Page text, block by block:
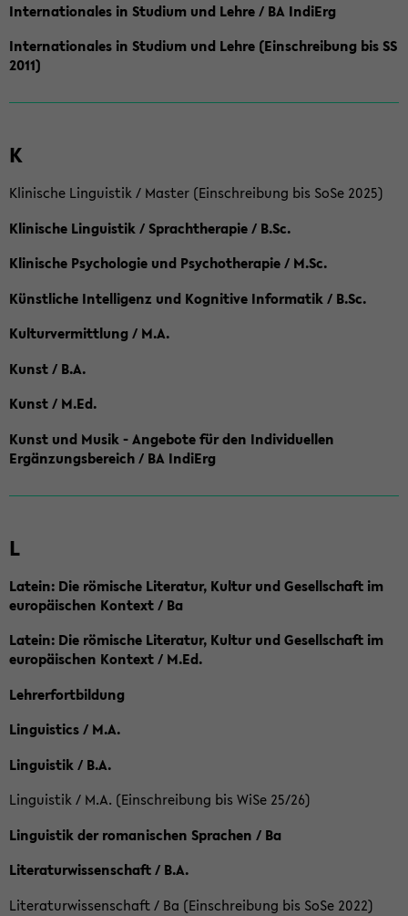
Internationales in Studium und Lehre / BA IndiErg
Internationales in Studium und Lehre (Einschreibung bis SS
2011)
K
Klinische Linguistik / Master (Einschreibung bis SoSe 2025)
Klinische Linguistik / Sprachtherapie / B.Sc.
Klinische Psychologie und Psychotherapie / M.Sc.
Künstliche Intelligenz und Kognitive Informatik / B.Sc.
Kulturvermittlung / M.A.
Kunst / B.A.
Kunst / M.Ed.
Kunst und Musik - Angebote für den Individuellen
Ergänzungsbereich / BA IndiErg
L
Latein: Die römische Literatur, Kultur und Gesellschaft im
europäischen Kontext / Ba
Latein: Die römische Literatur, Kultur und Gesellschaft im
europäischen Kontext / M.Ed.
Lehrerfortbildung
Linguistics / M.A.
Linguistik / B.A.
Linguistik / M.A. (Einschreibung bis WiSe 25/26)
Linguistik der romanischen Sprachen / Ba
Literaturwissenschaft / B.A.
Literaturwissenschaft / Ba (Einschreibung bis SoSe 2022)